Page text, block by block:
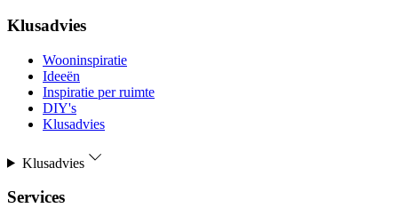
Klusadvies
Wooninspiratie
Ideeën
Inspiratie per ruimte
DIY's
Klusadvies
Klusadvies
Services